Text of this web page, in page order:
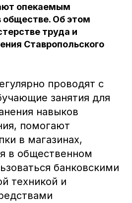
опекаемым
обществе. Об этом
труда и
Ставропольского
проводят с
занятия для
навыков
помогают
в магазинах,
в общественном
банковскими
техникой и